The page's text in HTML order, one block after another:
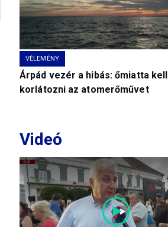
VÉLEMÉNY
Árpád vezér a hibás: őmiatta kell
korlátozni az atomerőművet
Videó